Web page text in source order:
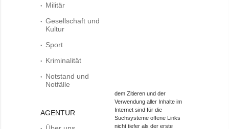
Militär
Gesellschaft und
Kultur
Sport
Kriminalität
Notstand und
Notfälle
AGENTUR
dem Zitieren und der
Verwendung aller Inhalte im
Internet sind für die
Suchsysteme offene Links
nicht tiefer als der erste